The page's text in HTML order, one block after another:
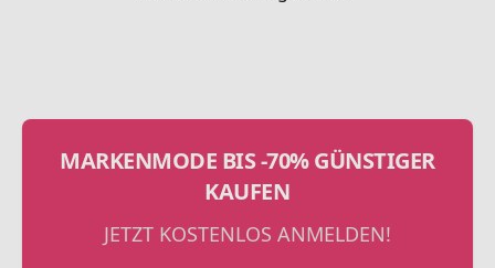
MARKENMODE BIS -70% GÜNSTIGER
KAUFEN
JETZT KOSTENLOS ANMELDEN!